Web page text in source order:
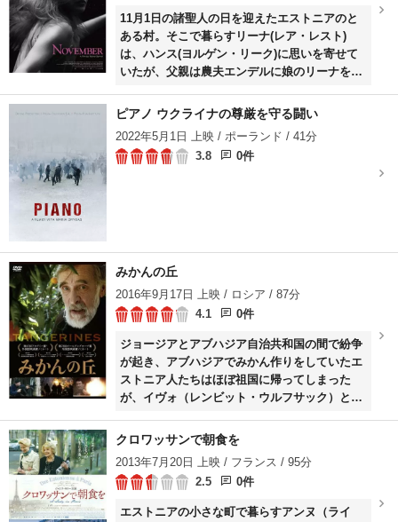
正反対の粗野な彼に嫌悪感を抱くラウラだった
が、長い旅を共にするうちに二人は心を通わせ
ていく。
11月1日の諸聖人の日を迎えたエストニアのと
ある村。そこで暮らすリーナ(レア・レスト)
は、ハンス(ヨルゲン・リーク)に思いを寄せて
いたが、父親は農夫エンデルに娘のリーナを嫁
スはドイツの男爵(ディーター・ラーザー)の娘
(ジェッテ・ルーナ・ヘルマーニス)に一目ぼれ
する。
ピアノ ウクライナの尊厳を守る闘い
2022年5月1日 上映 / ポーランド / 41分
3.8
0件
みかんの丘
2016年9月17日 上映 / ロシア / 87分
4.1
0件
ジョージアとアブハジア自治共和国の間で紛争
が起き、アブハジアでみかん作りをしていたエ
ストニア人たちはほぼ祖国に帰ってしまった
が、イヴォ（レンビット・ウルフサック）とマ
ていた。ある日、彼らは戦闘で負傷した兵士2
人の世話をすることになる。だが、彼らはお互
い敵対する国の兵士で……。
クロワッサンで朝食を
2013年7月20日 上映 / フランス / 95分
2.5
0件
エストニアの小さな町で暮らすアンヌ（ライ